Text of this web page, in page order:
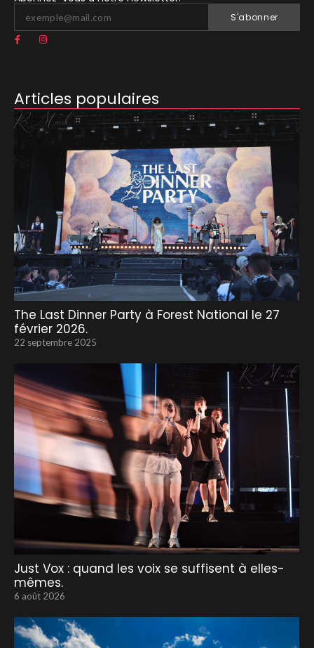
S'abonner
Articles populaires
The Last Dinner Party à Forest National le 27
février 2026.
22 septembre 2025
Just Vox : quand les voix se suffisent à elles-
mêmes.
6 août 2026